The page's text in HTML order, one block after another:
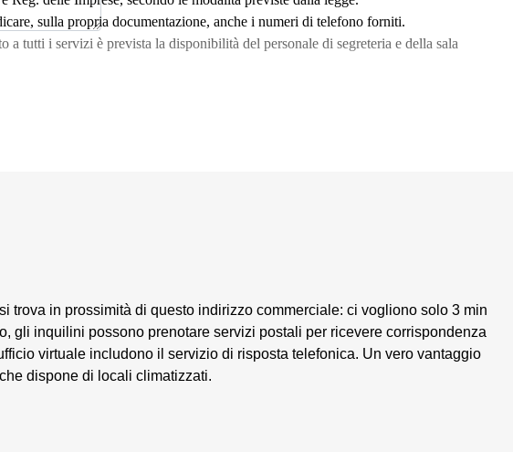
sulla propria documentazione, anche i numeri di telefono forniti.
a tutti i servizi è prevista la disponibilità del personale di segreteria e della sala
trova in prossimità di questo indirizzo commerciale: ci vogliono solo 3 min
gli inquilini possono prenotare servizi postali per ricevere corrispondenza
virtuale includono il servizio di risposta telefonica. Un vero vantaggio
dispone di locali climatizzati.